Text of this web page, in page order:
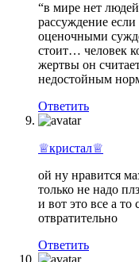
“в мире нет
рассуждение
оценочными
стоит… человек
жертвы он
недостойным
Ответить
♕кристал♕
ой ну нравится
только не надо
и вот это все а
отвратительно
Ответить